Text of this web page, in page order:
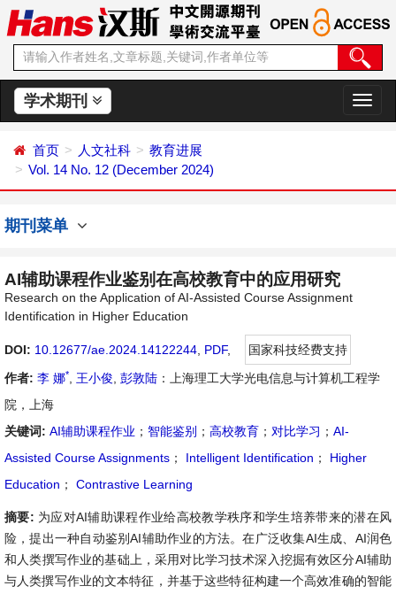
学术期刊
切
换
首页 人文社科
教育进展
Vol. 14 No. 12 (December 2024)
期刊菜单
AI辅助课程作业鉴别在高校教育中的应用研究
Research on the Application of AI-Assisted Course Assignment
Identification in Higher Education
DOI: 10.12677/ae.2024.14122244 PDF,
国家科技经费支持
作者: 李 娜* 王小俊 彭敦陆 ：上海理工大学光电信息与计算机工程学
院，上海
关键词: AI辅助课程作业 ； 智能鉴别 ； 高校教育 ； 对比学习 ； AI-
Assisted Course Assignments ； Intelligent Identification ；
Higher
Education ； Contrastive Learning
摘要: 为应对AI辅助课程作业给高校教学秩序和学生培养带来的潜在风
险，提出一种自动鉴别AI辅助作业的方法。在广泛收集AI生成、AI润色
和人类撰写作业的基础上，采用对比学习技术深入挖掘有效区分AI辅助
与人类撰写作业的文本特征，并基于这些特征构建一个高效准确的智能